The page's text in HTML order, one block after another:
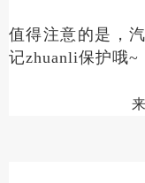
值得注意的是，
记zhuanli保护哦~